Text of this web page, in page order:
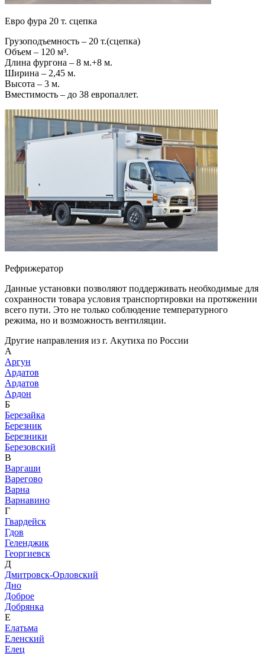
Евро фура 20 т. сцепка
Грузоподъемность – 20 т.(сцепка)
Объем – 120 м³.
Длина фургона – 8 м.+8 м.
Ширина – 2,45 м.
Высота – 3 м.
Вместимость – до 38 европаллет.
Рефрижератор
Данные установки позволяют поддерживать необходимые для
сохранности товара условия транспортировки на протяжении
всего пути. Это не только соблюдение температурного
режима, но и возможность вентиляции.
Другие направления из г. Акутиха по России
А
Аргун
Ардатов
Ардатов
Ардон
Б
Березайка
Березник
Березники
Березовский
В
Варгаши
Варегово
Варна
Варнавино
Г
Гвардейск
Гдов
Геленджик
Георгиевск
Д
Дмитровск-Орловский
Дно
Доброе
Добрянка
Е
Елатьма
Еленский
Елец